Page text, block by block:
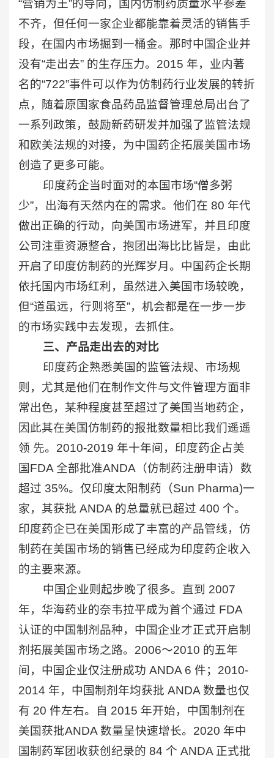
“营销为王”的导向，国内仿制药质量水平参差
不齐，但任何一家企业都能靠着灵活的销售手
段，在国内市场掘到一桶金。那时中国企业并
没有“走出去” 的生存压力。2015 年，业内著
名的“722”事件可以作为仿制药行业发展的转折
点，随着原国家食品药品监督管理总局出台了
一系列政策，鼓励新药研发并加强了监管法规
和欧美法规的对接，为中国药企拓展美国市场
创造了更多可能。
印度药企当时面对的本国市场“僧多粥
少”，出海有天然内在的需求。他们在 80 年代
做出正确的行动，向美国市场进军，并且印度
公司注重资源整合，抱团出海比比皆是，由此
开启了印度仿制药的光辉岁月。中国药企长期
依托国内市场红利，虽然进入美国市场较晚，
但“道虽远，行则将至”，机会都是在一步一步
的市场实践中去发现，去抓住。
三、产品走出去的对比
印度药企熟悉美国的监管法规、市场规
则，尤其是他们在制作文件与文件管理方面非
常出色，某种程度甚至超过了美国当地药企，
因此其在美国仿制药的报批数量相比我们遥遥
领 先。2010-2019 年十年间，印度药企占美
国FDA 全部批准ANDA（仿制药注册申请）数
超过 35%。仅印度太阳制药（Sun Pharma)一
家，其获批 ANDA 的总量就已超过 400 个。
印度药企已在美国形成了丰富的产品管线，仿
制药在美国市场的销售已经成为印度药企收入
的主要来源。
中国企业则起步晚了很多。直到 2007
年，华海药业的奈韦拉平成为首个通过 FDA
认证的中国制剂品种，中国企业才正式开启制
剂拓展美国市场之路。2006～2010 的五年
间，中国企业仅注册成功 ANDA 6 件；2010-
2014 年，中国制剂年均获批 ANDA 数量也仅
有 20 件左右。自 2015 年开始，中国制剂在
美国获批ANDA 数量呈快速增长。2020 年中
国制药军团收获创纪录的 84 个 ANDA 正式批